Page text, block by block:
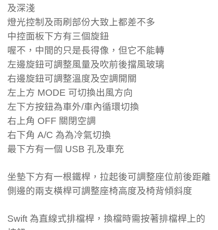
及深淺
燈光控制及雨刷部份大致上都差不多
中控面板下方有三個旋鈕
喔不，中間的只是長得像，但它不能轉
左邊旋鈕可調整風量及吹前後擋風玻璃
右邊旋鈕可調整溫度及空調開關
左上方 MODE 可切換出風方向
左下方按鈕為車外/車內循環切換
右上角 OFF 關閉空調
右下角 A/C 為為冷氣切換
最下方有一個 USB 孔及車充
坐墊下方有一根鐵桿，拉起後可調整座位前後距離
側邊的兩支橫桿可調整座椅高度及椅背傾斜度
Swift 為直線式排檔桿，換檔時需按著排檔桿上的